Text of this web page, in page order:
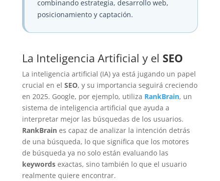
combinando estrategia, desarrollo web,
posicionamiento y captación.
La Inteligencia Artificial y el SEO
La inteligencia artificial (IA) ya está jugando un papel
crucial en el SEO, y su importancia seguirá creciendo
en 2025. Google, por ejemplo, utiliza RankBrain, un
sistema de inteligencia artificial que ayuda a
interpretar mejor las búsquedas de los usuarios.
RankBraines capaz de analizar la intención detrás
de una búsqueda, lo que significa que los motores
de búsqueda ya no solo están evaluando las
keywordsexactas, sino también lo que el usuario
realmente quiere encontrar.